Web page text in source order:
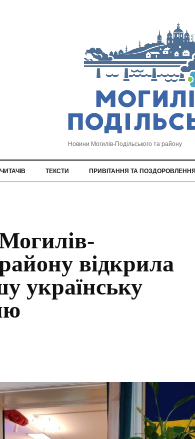
Новини Могилів-Подільського та району
ТЕКСТИ ПРИВІТАННЯ ТА ПОЗДОРОВЛЕННЯ
відкрила
українську